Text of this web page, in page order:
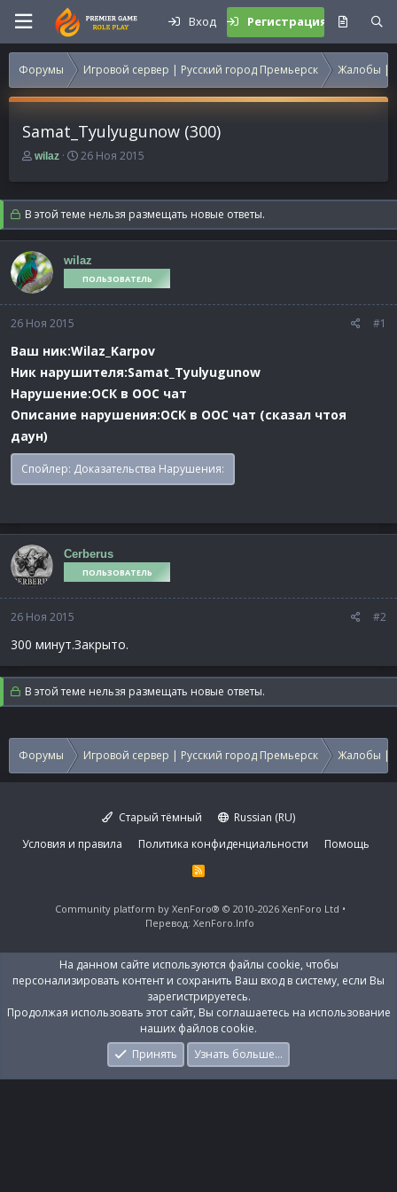
Вход Регистрация
Форумы Игровой сервер | Русский город Премьерск Жалобы |
Samat_Tyulyugunow (300)
А
т
о
р
т
е
м
ы
wilaz
Д
т
а
н
а
а
л
26 Ноя 2015
В этой теме нельзя размещать новые ответы.
wilaz
ПОЛЬЗОВАТЕЛЬ
26 Ноя 2015 #1
Ваш ник:Wilaz_Karpov
Ник нарушителя:Samat_Tyulyugunow
Нарушение:ОСК в ООС чат
Описание нарушения:ОСК в ООС чат (сказал чтоя
даун)
Спойлер: Доказательства Нарушения:
Cerberus
ПОЛЬЗОВАТЕЛЬ
26 Ноя 2015 #2
300 минут.Закрыто.
В этой теме нельзя размещать новые ответы.
Форумы Игровой сервер | Русский город Премьерск Жалобы |
Старый тёмный
Russian (RU)
Условия и правила
Политика конфиденциальности Помощь
R
S
Community platform by XenForo® © 2010-2026 XenForo Ltd
Перевод: XenForo.Info